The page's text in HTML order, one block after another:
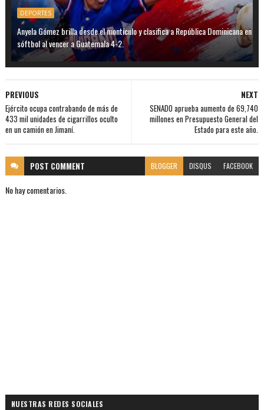
DEPORTES
Anyela Gómez brilla desde el montículo y clasifica a República Dominicana en
sóftbol al vencer a Guatemala 4-2.
NEXT
SENADO aprueba aumento de 69,740
millones en Presupuesto General del
Estado para este año.
PREVIOUS
Ejército ocupa contrabando de más de
433 mil unidades de cigarrillos oculto
en un camión en Jimaní.
POST COMMENT BLOGGER DISQUS FACEBOOK
No hay comentarios.
NUESTRAS REDES SOCIALES